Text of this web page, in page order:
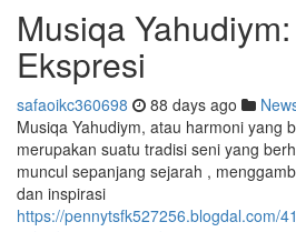
Musiqa
Ekspresi
safaoikc360698 88 days ago
Musiqa Yahudiym, atau harmoni yang
merupakan suatu tradisi seni yang
muncul sepanjang sejarah ,
dan inspirasi
https://pennytsfk527256.blogdal.com/